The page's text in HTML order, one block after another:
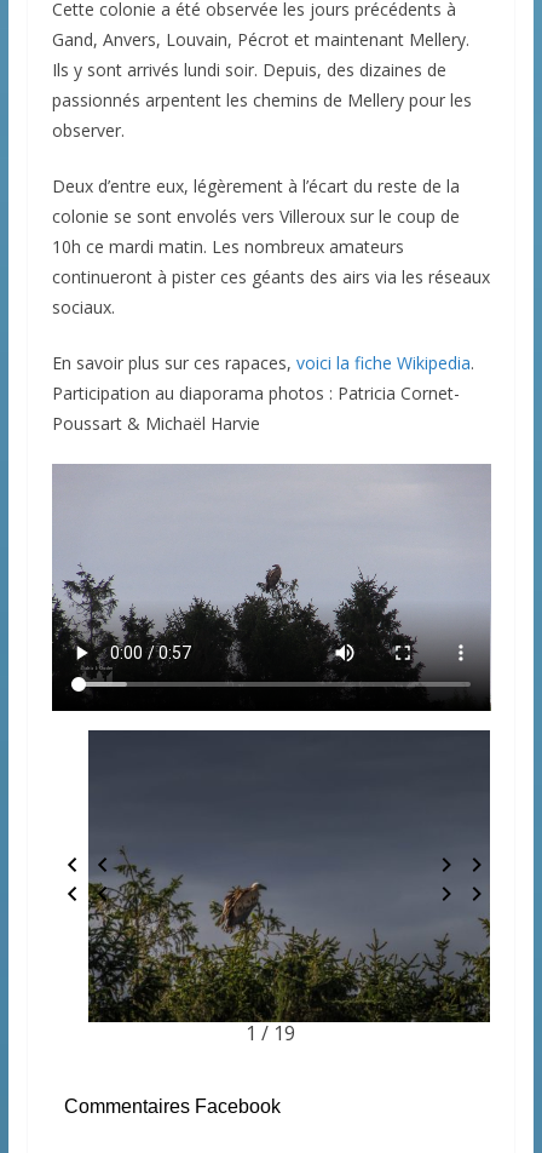
Cette colonie a été observée les jours précédents à
Gand, Anvers, Louvain, Pécrot et maintenant Mellery.
Ils y sont arrivés lundi soir. Depuis, des dizaines de
passionnés arpentent les chemins de Mellery pour les
observer.
Deux d’entre eux, légèrement à l’écart du reste de la
colonie se sont envolés vers Villeroux sur le coup de
10h ce mardi matin. Les nombreux amateurs
continueront à pister ces géants des airs via les réseaux
sociaux.
En savoir plus sur ces rapaces, voici la fiche Wikipedia.
Participation au diaporama photos : Patricia Cornet-
Poussart & Michaël Harvie
1 / 19
Commentaires Facebook